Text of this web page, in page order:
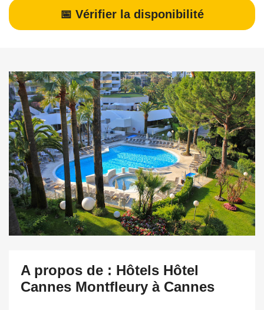
📅 Vérifier la disponibilité
A propos de : Hôtels Hôtel
Cannes Montfleury à Cannes